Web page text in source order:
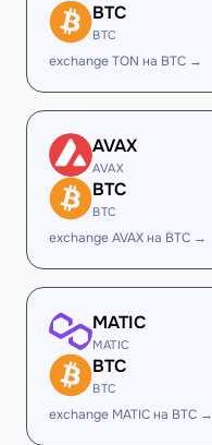
BTC
BTC
exchange TON на BTC →
AVAX
AVAX
BTC
BTC
exchange AVAX на BTC →
MATIC
MATIC
BTC
BTC
exchange MATIC на BTC →